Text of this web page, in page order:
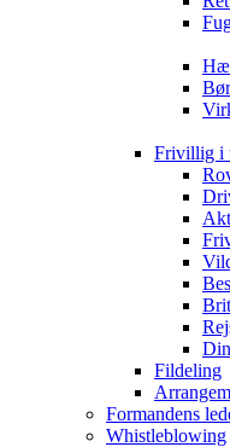
Frivillig i
Fildeling
Formandens
Whistleblowing